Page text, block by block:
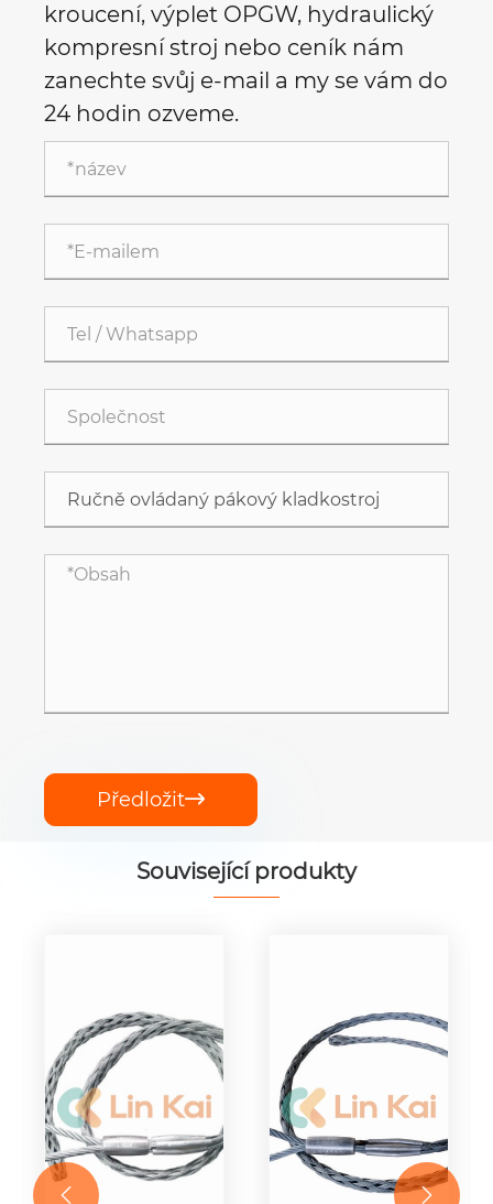
kroucení, výplet OPGW, hydraulický
kompresní stroj nebo ceník nám
zanechte svůj e-mail a my se vám do
24 hodin ozveme.
Předložit
Související produkty
 